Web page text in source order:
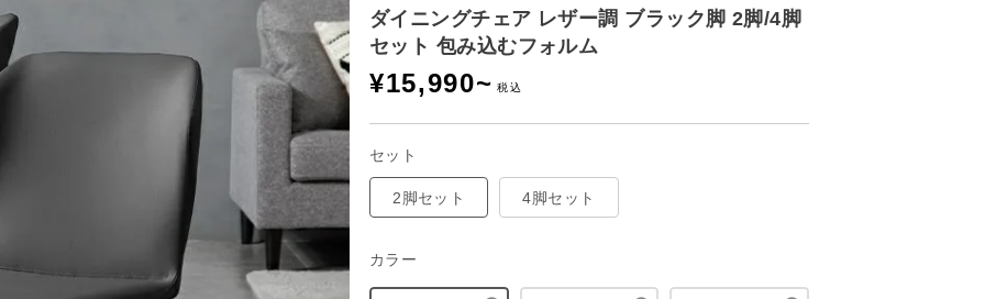
ダイニングチェア レザー調 ブラック脚 2脚/4脚
セット 包み込むフォルム
¥15,990~
セット
2脚セット 4脚セット
カラー